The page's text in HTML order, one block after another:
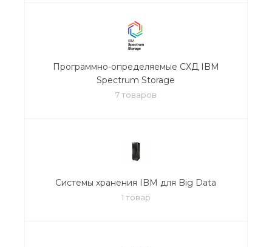
Программно-определяемые СХД IBM
Spectrum Storage
7 товаров
Системы хранения IBM для Big Data
1 товар